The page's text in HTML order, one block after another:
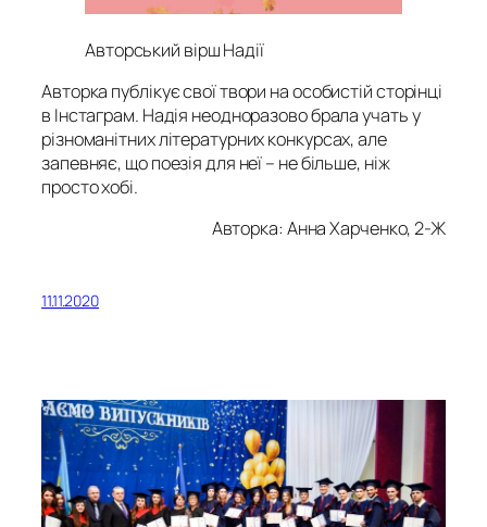
Авторський вірш Надії
Авторка публікує свої твори на особистій сторінці
в Інстаграм. Надія неодноразово брала учать у
різноманітних літературних конкурсах, але
запевняє, що поезія для неї – не більше, ніж
просто хобі.
Авторка: Анна Харченко, 2-Ж
11.11.2020